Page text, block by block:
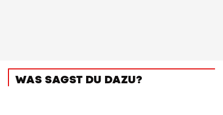
WAS SAGST DU DAZU?